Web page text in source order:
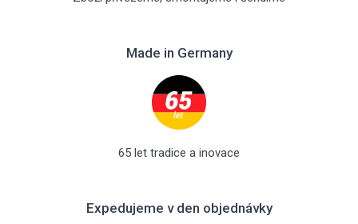
Made in Germany
65 let tradice a inovace
Expedujeme v den objednávky